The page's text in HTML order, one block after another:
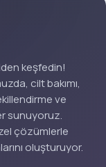
keşfedin!
cilt bakımı,
ve
sunuyoruz.
çözümlerle
oluşturuyor.